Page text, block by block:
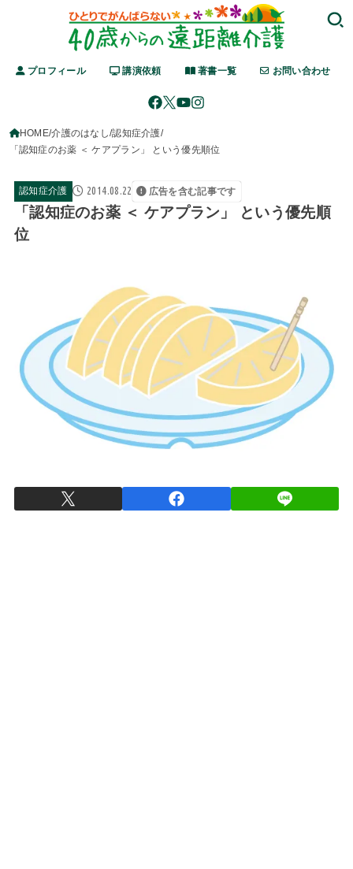
プロフィール 講演依頼 著書一覧 お問い合わせ
HOME 介護のはなし 認知症介護
「認知症のお薬 ＜ ケアプラン」 という優先順位
認知症介護 2014.08.22 広告を含む記事です
「認知症のお薬 ＜ ケアプラン」 という優先順
位